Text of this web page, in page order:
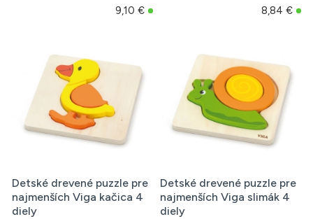
9,10 € 8,84 €
Detské drevené puzzle pre
najmenších Viga kačica 4
diely
Detské drevené puzzle pre
najmenších Viga slimák 4
diely